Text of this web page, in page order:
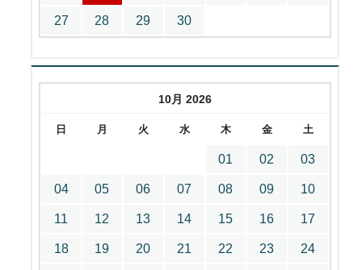
27 28 29 30
10月 2026
日 月 火 水 木 金 土
01 02 03
04 05 06 07 08 09 10
11 12 13 14 15 16 17
18 19 20 21 22 23 24